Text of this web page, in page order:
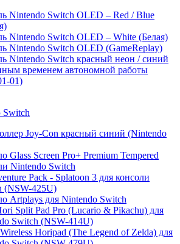
Nintendo Switch OLED – Red / Blue
Nintendo Switch OLED – White (Белая)
Nintendo Switch OLED (GameReplay)
Nintendo Switch красный неон / синий
временем автономной работы
01)
Switch
Joy-Con красный синий (Nintendo
Glass Screen Pro+ Premium Tempered
Nintendo Switch
Pack - Splatoon 3 для консоли
(NSW-425U)
Artplays для Nintendo Switch
Split Pad Pro (Lucario & Pikachu) для
Switch (NSW-414U)
Horipad (The Legend of Zelda) для